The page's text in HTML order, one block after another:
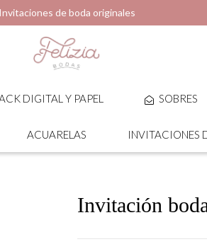
Invitaciones de boda originales
DIGITAL Y PAPEL SOBRES
ACUARELAS INVITACIONES
Invitación